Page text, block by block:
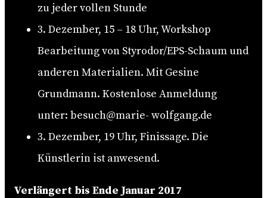
zu jeder vollen Stunde
3. Dezember, 15 – 18 Uhr, Workshop
Bearbeitung von Styrodor/EPS-Schaum und
anderen Materialien. Mit Gesine
Grundmann. Kostenlose Anmeldung
unter: besuch@marie- wolfgang.de
3. Dezember, 19 Uhr, Finissage. Die
Künstlerin ist anwesend.
Verlängert bis Ende Januar 2017